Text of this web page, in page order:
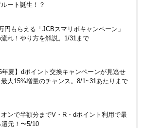
らい
還元！
ート誕生！？
円もらえる「JCBスマリボキャンペーン」
れ！やり方を解説。1/31まで
年夏】dポイント交換キャンペーンが見逃せ
大15%増量のチャンス。8/1~31あたりまで
ンで半額分までV・R・dポイント利用で最
還元！〜5/10